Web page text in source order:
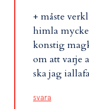
+ måste
himla
konstig
om att varje
ska jag
svara